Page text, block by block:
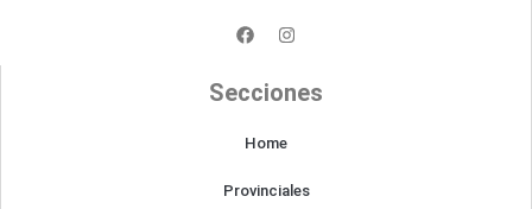
F
a
b
k
I
n
a
a
Secciones
Home
Provinciales